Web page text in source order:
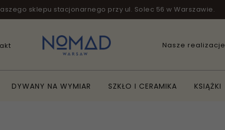
sklepu stacjonarnego przy ul. Solec 56 w Warszawie.
Nasze realizacje
DYWANY NA WYMIAR SZKŁO I CERAMIKA KSIĄŻKI